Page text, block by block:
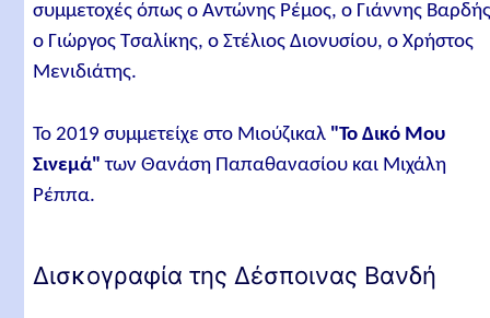
συμμετοχές όπως ο Αντώνης Ρέμος, ο Γιάννης
ο Γιώργος Τσαλίκης, ο Στέλιος Διονυσίου, ο Χρήστος
Μενιδιάτης.
Το 2019 συμμετείχε στο Μιούζικαλ "Το Δικό Μου
Σινεμά" των Θανάση Παπαθανασίου και Μιχάλη
Ρέππα.
Δισκογραφία της Δέσποινας Βανδή